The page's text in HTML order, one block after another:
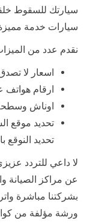
سيارتك للسقوط
سيارات خدمة
نقدم عدد من
اسعار لا
ارقام هواتف
اوناش
تحديد موقع
تحديد
لا داعي للتردد
عن مراكز الصيانة
بشركتنا مباشرة
ورشة مؤلفة من